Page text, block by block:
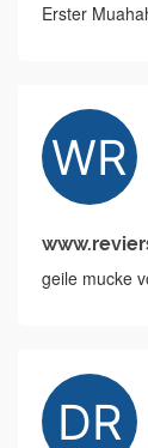
Erster
geile mucke